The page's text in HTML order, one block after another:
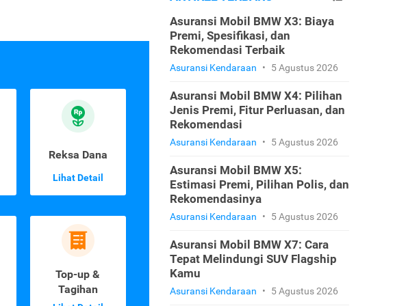
Reksa Dana
Lihat Detail
Top-up &
Tagihan
Asuransi Mobil BMW X3: Biaya
Premi, Spesifikasi, dan
Rekomendasi Terbaik
Asuransi Kendaraan • 5 Agustus 2026
Asuransi Mobil BMW X4: Pilihan
Jenis Premi, Fitur Perluasan, dan
Rekomendasi
Asuransi Kendaraan • 5 Agustus 2026
Asuransi Mobil BMW X5:
Estimasi Premi, Pilihan Polis, dan
Rekomendasinya
Asuransi Kendaraan • 5 Agustus 2026
Asuransi Mobil BMW X7: Cara
Tepat Melindungi SUV Flagship
Kamu
Asuransi Kendaraan • 5 Agustus 2026